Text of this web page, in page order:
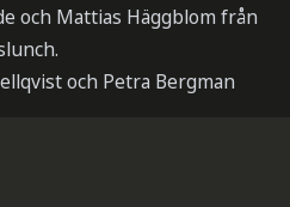
och Mattias Häggblom från
och Petra Bergman